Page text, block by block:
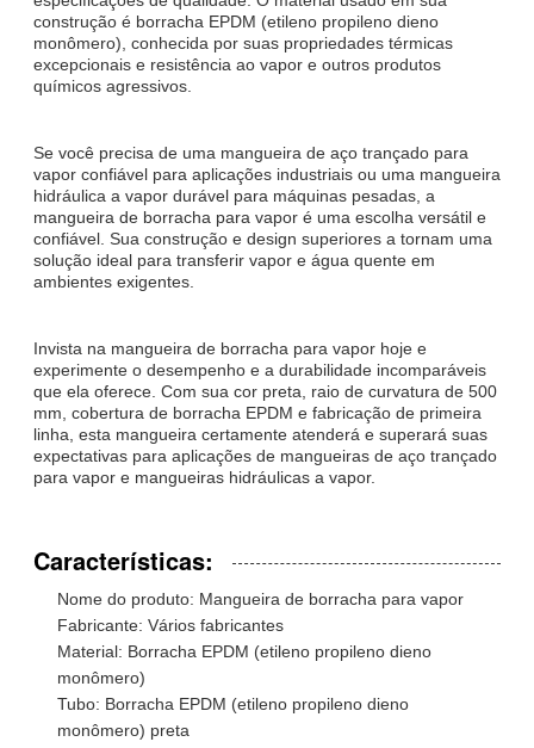
construção é borracha EPDM (etileno propileno dieno
monômero), conhecida por suas propriedades térmicas
excepcionais e resistência ao vapor e outros produtos
químicos agressivos.
Se você precisa de uma mangueira de aço trançado para
vapor confiável para aplicações industriais ou uma mangueira
hidráulica a vapor durável para máquinas pesadas, a
mangueira de borracha para vapor é uma escolha versátil e
confiável. Sua construção e design superiores a tornam uma
solução ideal para transferir vapor e água quente em
ambientes exigentes.
Invista na mangueira de borracha para vapor hoje e
experimente o desempenho e a durabilidade incomparáveis
que ela oferece. Com sua cor preta, raio de curvatura de 500
mm, cobertura de borracha EPDM e fabricação de primeira
linha, esta mangueira certamente atenderá e superará suas
expectativas para aplicações de mangueiras de aço trançado
para vapor e mangueiras hidráulicas a vapor.
Características:
Nome do produto: Mangueira de borracha para vapor
Fabricante: Vários fabricantes
Material: Borracha EPDM (etileno propileno dieno
monômero)
Tubo: Borracha EPDM (etileno propileno dieno
monômero) preta